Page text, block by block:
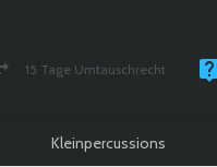
15 Tage Umtauschrecht
Kleinpercussions